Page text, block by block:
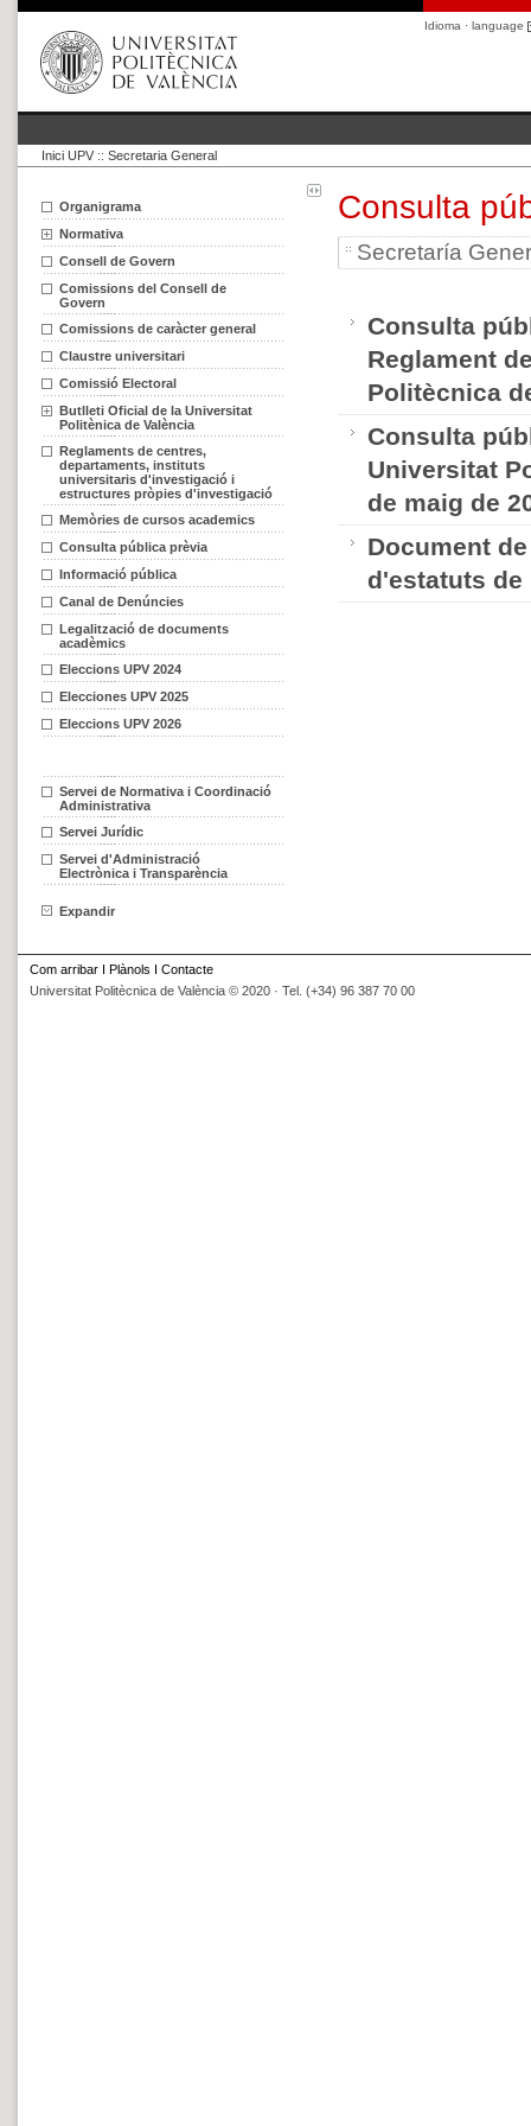
Idioma · language
Inici UPV :: Secretaria General
Organigrama
Normativa
Consell de Govern
Comissions del Consell de
Govern
Comissions de caràcter general
Claustre universitari
Comissió Electoral
Butlleti Oficial de la Universitat
Politènica de València
Reglaments de centres,
departaments, instituts
universitaris d'investigació i
estructures pròpies d'investigació
Memòries de cursos academics
Consulta pública prèvia
Informació pública
Canal de Denúncies
Legalització de documents
acadèmics
Eleccions UPV 2024
Elecciones UPV 2025
Eleccions UPV 2026
Servei de Normativa i Coordinació
Administrativa
Servei Jurídic
Servei d'Administració
Electrònica i Transparència
Expandir
Consulta
Secretaría
Consulta
Reglament
Politècnica
Consulta
Universitat
de maig de
Document
d'estatuts de
Com arribar I Plànols I Contacte
Universitat Politècnica de València © 2020 · Tel. (+34) 96 387 70 00